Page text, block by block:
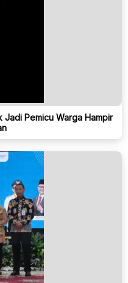
Jadi Pemicu Warga Hampir